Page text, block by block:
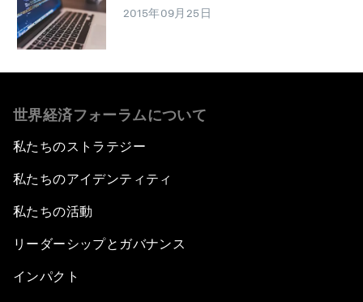
2015年09月25日
世界経済フォーラムについて
私たちのストラテジー
私たちのアイデンティティ
私たちの活動
リーダーシップとガバナンス
インパクト